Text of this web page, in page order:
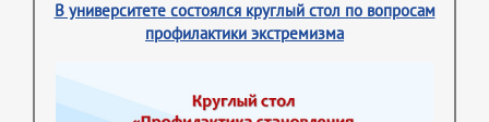
В университете состоялся круглый стол по вопросам
профилактики экстремизма